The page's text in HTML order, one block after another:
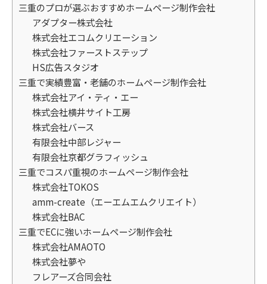
三重のプロが選ぶおすすめホームページ制作会社
アダプター株式会社
株式会社エコムクリエーション
株式会社ファーストステップ
HS広告スタジオ
三重で実績豊富・老舗のホームページ制作会社
株式会社アイ・ティ・エー
株式会社横井サイト工房
株式会社バース
有限会社中部レジャー
有限会社京都グラフィッシュ
三重でコスパ重視のホームページ制作会社
株式会社TOKOS
amm-create（エーエムエムクリエイト）
株式会社BAC
三重でECに強いホームページ制作会社
株式会社AMAOTO
株式会社夢や
フレアーズ合同会社